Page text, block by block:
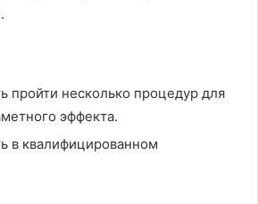
пройти несколько процедур для
эффекта.
в квалифицированном